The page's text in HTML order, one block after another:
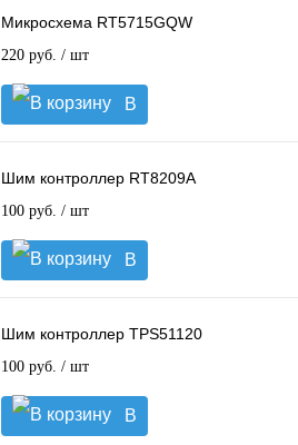
Микросхема RT5715GQW
220 руб. / шт
В
корзину
Шим контроллер RT8209A
100 руб. / шт
В
корзину
Шим контроллер TPS51120
100 руб. / шт
В